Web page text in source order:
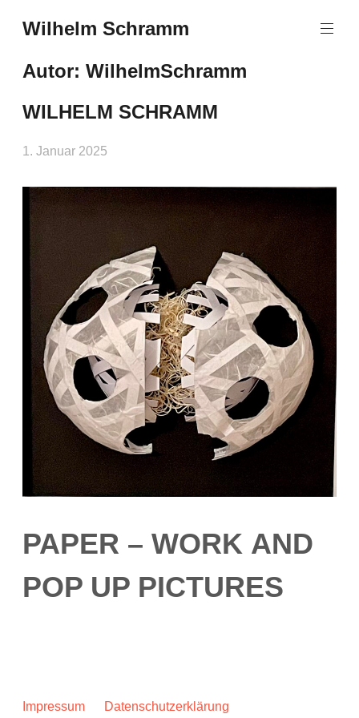
Inhalt
Wilhelm Schramm
and
Autor:WilhelmSchramm
WILHELM SCHRAMM
1. Januar 2025
PAPER – WORK AND
POP UP PICTURES
Impressum Datenschutzerklärung